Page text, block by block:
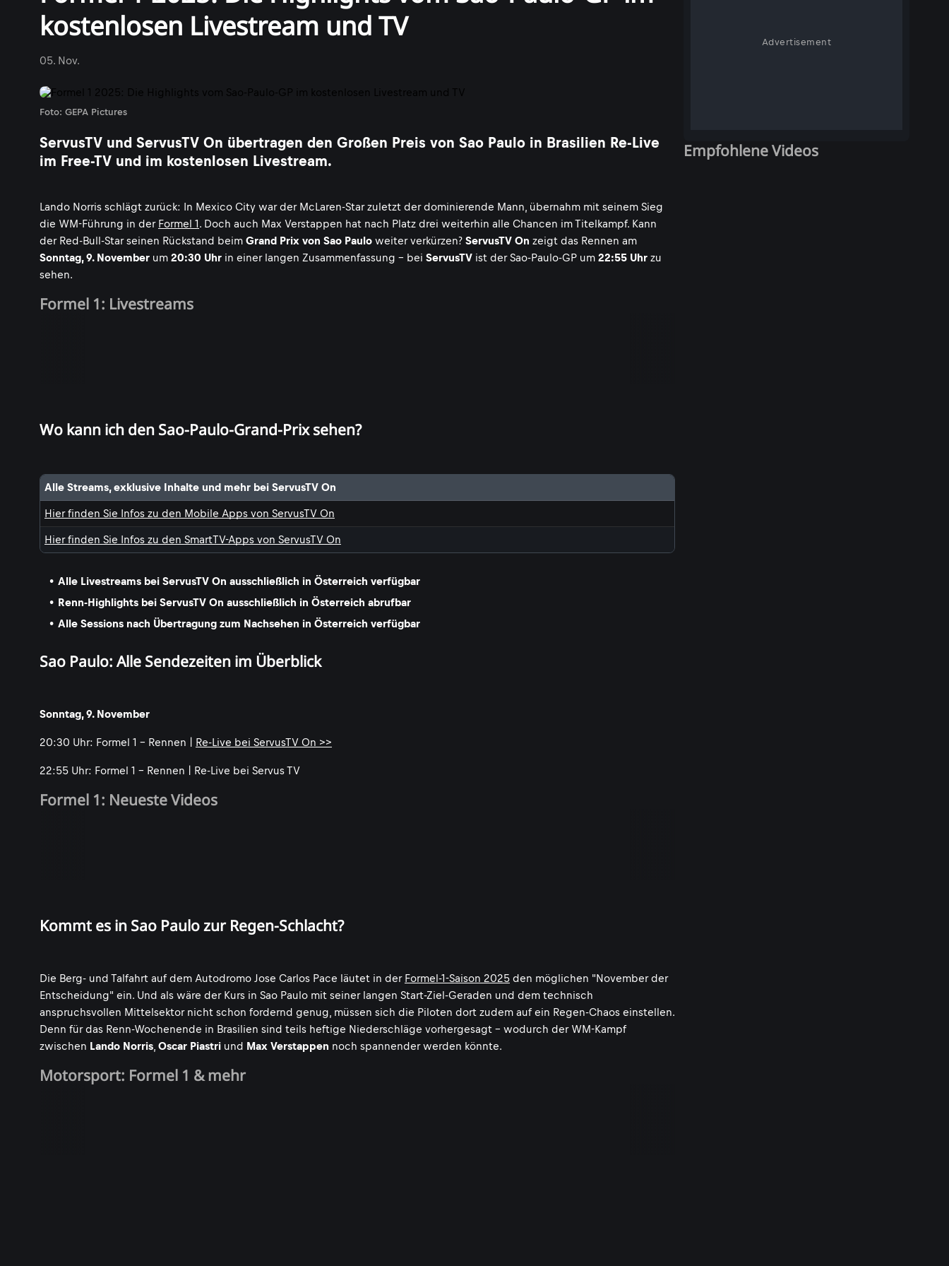
kostenlosen Livestream und TV
05. Nov.
Foto: GEPA Pictures
ServusTV und ServusTV On übertragen den Großen Preis von Sao Paulo in Brasilien Re-Live
im Free-TV und im kostenlosen Livestream.
Lando Norris schlägt zurück: In Mexico City war der McLaren-Star zuletzt der dominierende Mann, übernahm mit seinem Sieg
die WM-Führung in der Formel 1. Doch auch Max Verstappen hat nach Platz drei weiterhin alle Chancen im Titelkampf. Kann
der Red-Bull-Star seinen Rückstand beim Grand Prix von Sao Paulo weiter verkürzen? ServusTV On zeigt das Rennen am
Sonntag, 9. November um 20:30 Uhr in einer langen Zusammenfassung - bei ServusTV ist der Sao-Paulo-GP um 22:55 Uhr zu
sehen.
Formel 1: Livestreams
Wo kann ich den Sao-Paulo-Grand-Prix sehen?
Alle Streams, exklusive Inhalte und mehr bei ServusTV On
Hier finden Sie Infos zu den Mobile Apps von ServusTV On
Hier finden Sie Infos zu den SmartTV-Apps von ServusTV On
Alle Livestreams bei ServusTV On ausschließlich in Österreich verfügbar
Renn-Highlights bei ServusTV On ausschließlich in Österreich abrufbar
Alle Sessions nach Übertragung zum Nachsehen in Österreich verfügbar
Sao Paulo: Alle Sendezeiten im Überblick
Sonntag, 9. November
20:30 Uhr: Formel 1 - Rennen | Re-Live bei ServusTV On >>
22:55 Uhr: Formel 1 - Rennen | Re-Live bei Servus TV
Formel 1: Neueste Videos
Kommt es in Sao Paulo zur Regen-Schlacht?
Die Berg- und Talfahrt auf dem Autodromo Jose Carlos Pace läutet in der Formel-1-Saison 2025 den möglichen "November der
Entscheidung" ein. Und als wäre der Kurs in Sao Paulo mit seiner langen Start-Ziel-Geraden und dem technisch
anspruchsvollen Mittelsektor nicht schon fordernd genug, müssen sich die Piloten dort zudem auf ein Regen-Chaos einstellen.
Denn für das Renn-Wochenende in Brasilien sind teils heftige Niederschläge vorhergesagt - wodurch der WM-Kampf
zwischen Lando Norris Oscar Piastri und Max Verstappen noch spannender werden könnte.
Motorsport: Formel 1 & mehr
Advertisement
Empfohlene Videos